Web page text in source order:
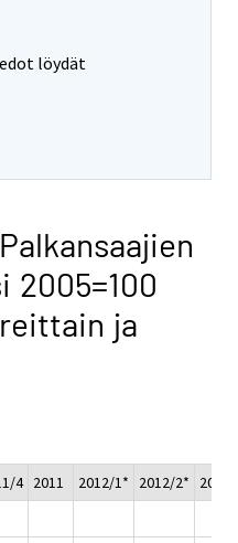
löydät
2005=100
ja
4 2011 2012/1* 2012/2*